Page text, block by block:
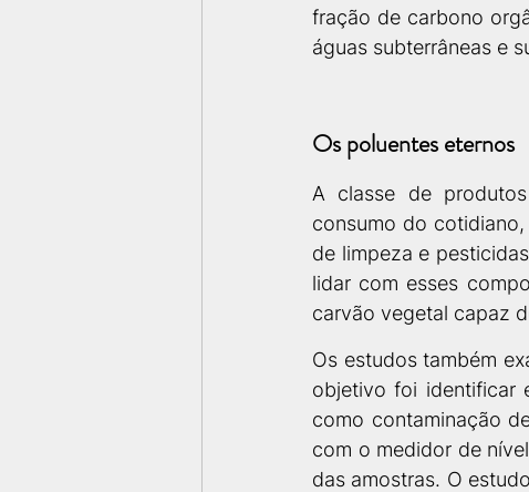
fração de carbono
águas subterrâneas e
Os poluentes eternos
A classe de
consumo do
de limpeza e
lidar com esses
carvão vegetal capaz
Os estudos também
objetivo foi identificar
como contaminação
com o medidor de
das amostras. O